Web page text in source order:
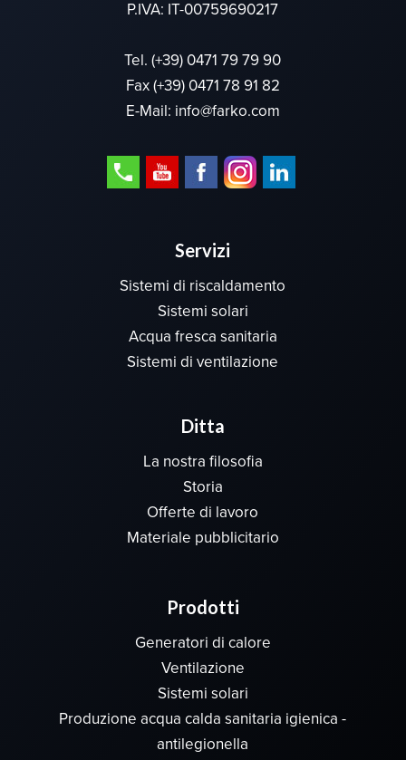
P.IVA: IT-00759690217
Tel.(+39) 0471 79 79 90
Fax (+39) 0471 78 91 82
E-Mail: info@farko.com
Servizi
Sistemi di riscaldamento
Sistemi solari
Acqua fresca sanitaria
Sistemi di ventilazione
Ditta
La nostra filosofia
Storia
Offerte di lavoro
Materiale pubblicitario
Prodotti
Generatori di calore
Ventilazione
Sistemi solari
Produzione acqua calda sanitaria igienica -
antilegionella